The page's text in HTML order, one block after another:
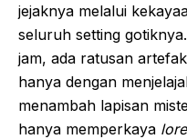
jejaknya melalui
seluruh setting
jam, ada ratusan
hanya dengan
menambah lapisan
hanya memperkaya lore